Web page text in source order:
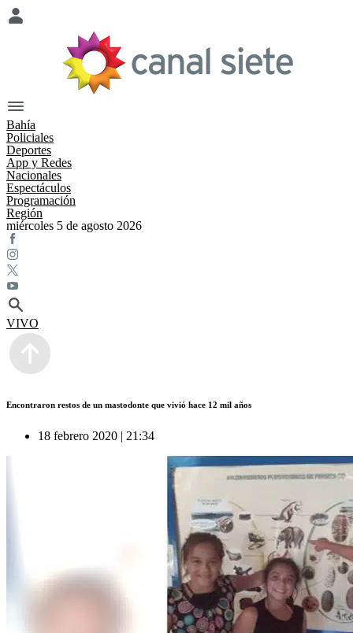
Bahía
Policiales
Deportes
App y Redes
Nacionales
Espectáculos
Programación
Región
miércoles 5 de agosto 2026
VIVO
Encontraron restos de un mastodonte que vivió hace 12 mil años
18 febrero 2020 | 21:34